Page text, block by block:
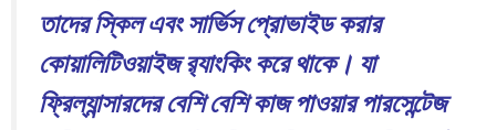
তাদের স্কিল এবং সার্ভিস প্রোভাইড করার
কোয়ালিটিওয়াইজ র‍্যাংকিং করে থাকে। যা
ফ্রিল্যান্সারদের বেশি বেশি কাজ পাওয়ার পারসেন্টেজ